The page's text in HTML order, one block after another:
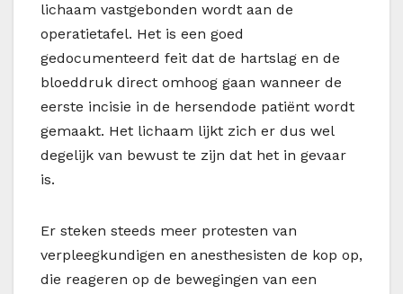
lichaam vastgebonden wordt aan de
operatietafel. Het is een goed
gedocumenteerd feit dat de hartslag en de
bloeddruk direct omhoog gaan wanneer de
eerste incisie in de hersendode patiënt wordt
gemaakt. Het lichaam lijkt zich er dus wel
degelijk van bewust te zijn dat het in gevaar
is.
Er steken steeds meer protesten van
verpleegkundigen en anesthesisten de kop op,
die reageren op de bewegingen van een